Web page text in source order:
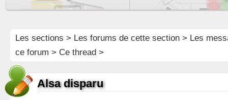
Les sections > Les forums de cette section> Les
ce forum > Ce thread >
Alsa disparu